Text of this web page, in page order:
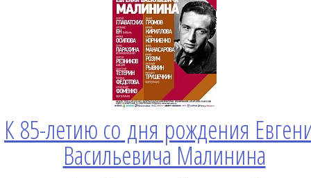
К 85-летию со дня рождения
Васильевича Малинина